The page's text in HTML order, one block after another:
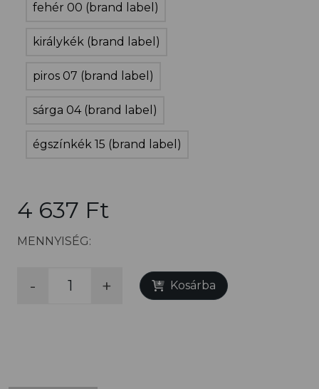
fehér 00 (brand label)
királykék (brand label)
piros 07 (brand label)
sárga 04 (brand label)
égszínkék 15 (brand label)
4 637 Ft
MENNYISÉG:
- + Kosárba